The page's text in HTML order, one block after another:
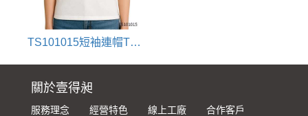
TS101015短袖連帽T恤-(女版)
關於壹得昶
服務理念 經營特色 線上工廠 合作客戶